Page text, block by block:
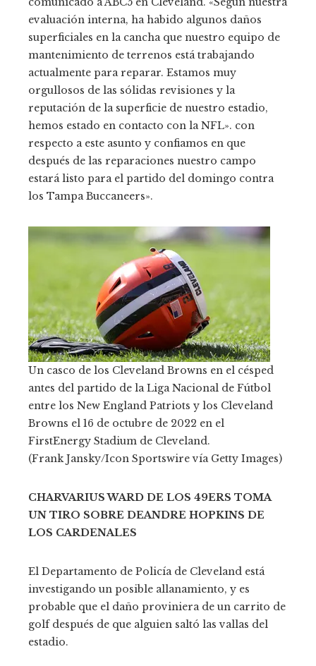
evaluación interna, ha habido algunos daños
superficiales en la cancha que nuestro equipo de
mantenimiento de terrenos está trabajando
actualmente para reparar. Estamos muy
orgullosos de las sólidas revisiones y la
reputación de la superficie de nuestro estadio,
hemos estado en contacto con la NFL». con
respecto a este asunto y confiamos en que
después de las reparaciones nuestro campo
estará listo para el partido del domingo contra
los Tampa Buccaneers».
Un casco de los Cleveland Browns en el césped
antes del partido de la Liga Nacional de Fútbol
entre los New England Patriots y los Cleveland
Browns el 16 de octubre de 2022 en el
FirstEnergy Stadium de Cleveland.
(Frank Jansky/Icon Sportswire vía Getty Images)
CHARVARIUS WARD DE LOS 49ERS TOMA
UN TIRO SOBRE DEANDRE HOPKINS DE
LOS CARDENALES
El Departamento de Policía de Cleveland está
investigando un posible allanamiento, y es
probable que el daño proviniera de un carrito de
golf después de que alguien saltó las vallas del
estadio.